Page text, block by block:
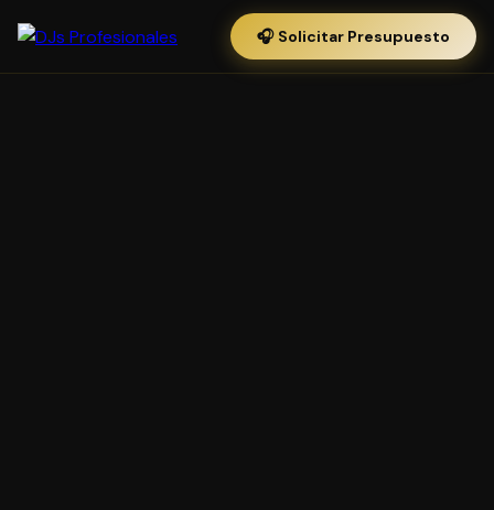
🎧 Solicitar Presupuesto